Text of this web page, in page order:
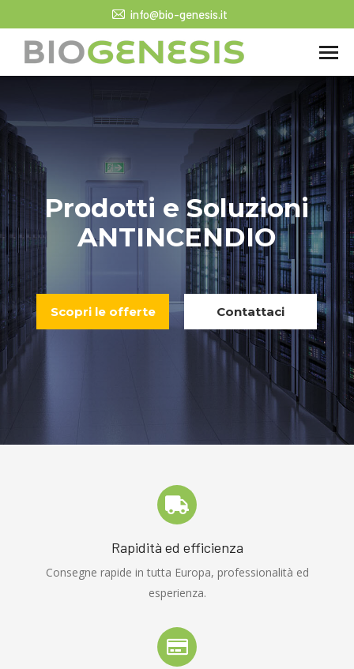
info@bio-genesis.it
Prodotti e Soluzioni
ANTINCENDIO
Scopri le offerte Contattaci
Rapidità ed efficienza
Consegne rapide in tutta Europa, professionalità ed
esperienza.